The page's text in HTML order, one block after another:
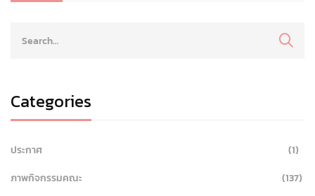
Categories
ประกาศ
(1)
ภาพกิจกรรมคณะ
(137)